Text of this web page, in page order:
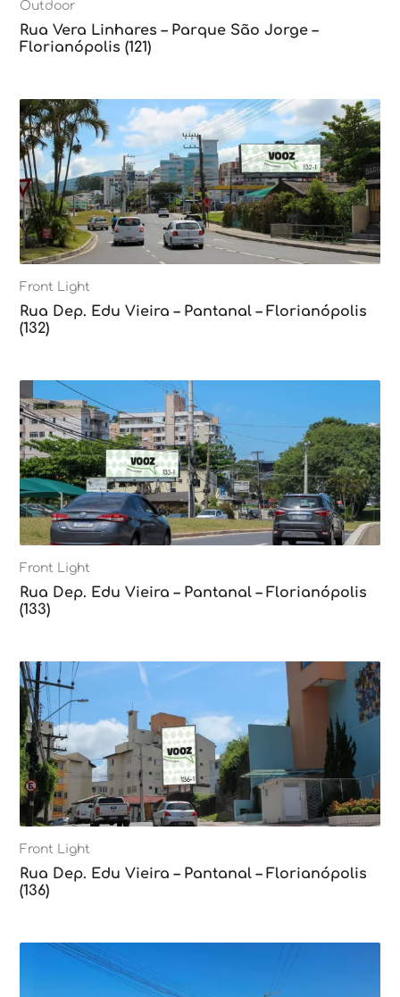
Outdoor
Rua Vera Linhares – Parque São Jorge –
Florianópolis (121)
Front Light
Rua Dep. Edu Vieira – Pantanal – Florianópolis
(132)
Front Light
Rua Dep. Edu Vieira – Pantanal – Florianópolis
(133)
Front Light
Rua Dep. Edu Vieira – Pantanal – Florianópolis
(136)